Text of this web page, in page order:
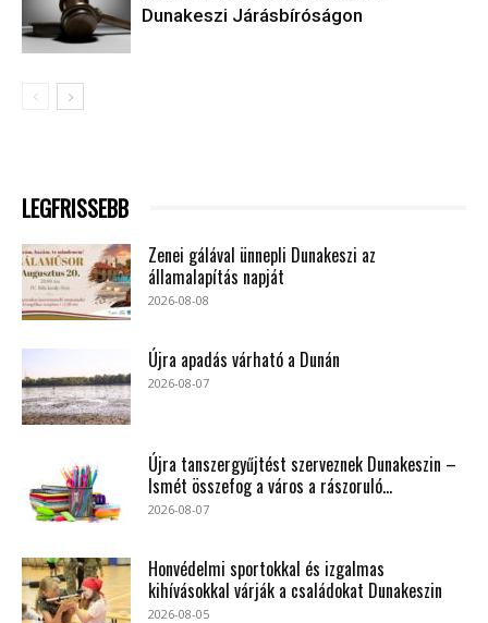
Dunakeszi Járásbíróságon
LEGFRISSEBB
Zenei gálával ünnepli Dunakeszi az
államalapítás napját
2026-08-08
Újra apadás várható a Dunán
2026-08-07
Újra tanszergyűjtést szerveznek Dunakeszin –
Ismét összefog a város a rászoruló...
2026-08-07
Honvédelmi sportokkal és izgalmas
kihívásokkal várják a családokat Dunakeszin
2026-08-05